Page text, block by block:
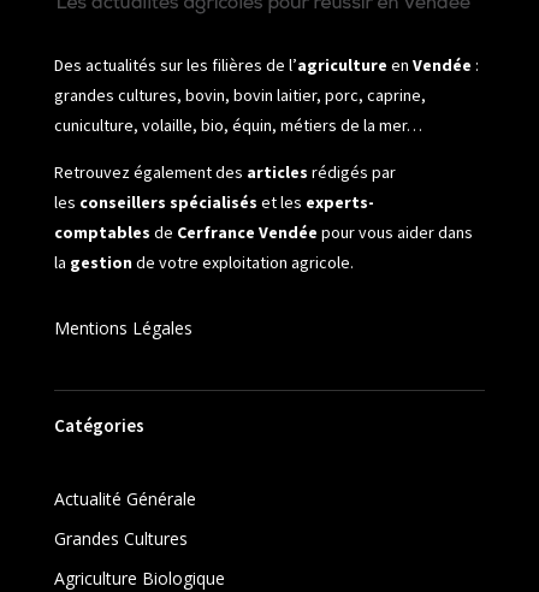
Des actualités sur les filières de l’agriculture en Vendée :
grandes cultures, bovin, bovin laitier, porc, caprine,
cuniculture, volaille, bio, équin, métiers de la mer…
Retrouvez également des articles rédigés par
les conseillers spécialisés et les experts-
comptables de Cerfrance Vendée pour vous aider dans
la gestionde votre exploitation agricole.
Mentions Légales
Catégories
Actualité Générale
Grandes Cultures
Agriculture Biologique